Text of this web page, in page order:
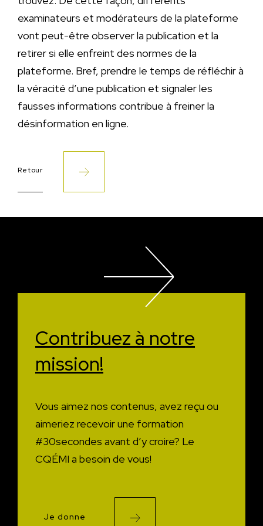
examinateurs et modérateurs de la plateforme
vont peut-être observer la publication et la
retirer si elle enfreint des normes de la
plateforme. Bref, prendre le temps de réfléchir à
la véracité d’une publication et signaler les
fausses informations contribue à freiner la
désinformation en ligne.
Retour
Contribuez à notre
mission!
Vous aimez nos contenus, avez reçu ou
aimeriez recevoir une formation
#30secondes avant d’y croire? Le
CQÉMI a besoin de vous!
Je donne